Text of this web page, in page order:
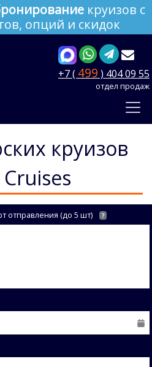
круизов с
опций и скидок
+7 ( 499 ) 404 09 55
отдел продаж
круизов
Cruises
отправления (до 5 шт) ?